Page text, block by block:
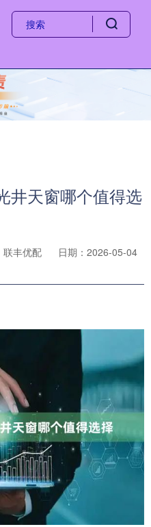
井天窗哪个值得选
联丰优配
日期：2026-05-04